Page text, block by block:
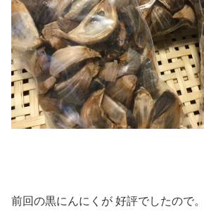
前回の黒にんにくが 好評でしたので。